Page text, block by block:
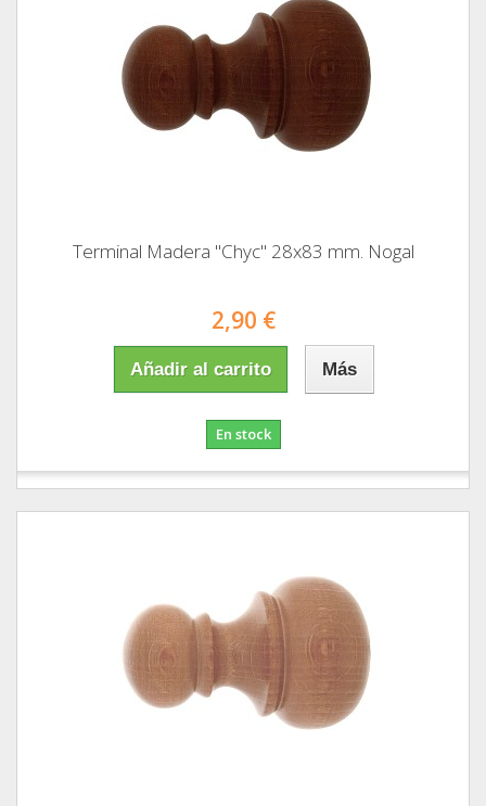
Terminal Madera "Chyc" 28x83 mm. Nogal
2,90 €
Añadir al carrito Más
En stock